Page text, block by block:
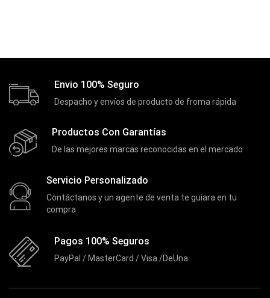
Envio 100% Seguro
Despacho y envíos de producto de froma rápida
Productos Con Garantías
De las mejores marcas reconocidas en el mercado
Servicio Personalizado
Contáctanos y un agente de venta te guiara en tu
compra
Pagos 100% Seguros
PayPal / MasterCard / Visa /DeUna